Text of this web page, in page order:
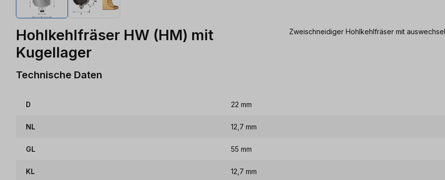
Hohlkehlfräser HW (HM) mit
Kugellager
Zweischneidiger Hohlkehlfräser mit
Technische Daten
D 22 mm
NL 12,7 mm
GL 55 mm
KL 12,7 mm